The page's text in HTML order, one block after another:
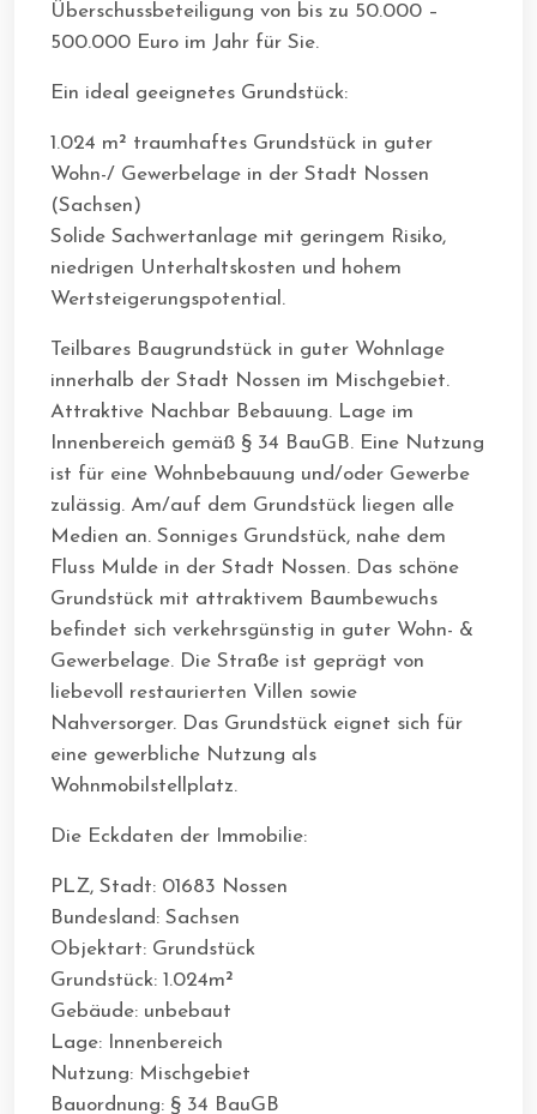
Überschussbeteiligung von bis zu 50.000 –
500.000 Euro im Jahr für Sie.
Ein ideal geeignetes Grundstück:
1.024 m² traumhaftes Grundstück in guter
Wohn-/ Gewerbelage in der Stadt Nossen
(Sachsen)
Solide Sachwertanlage mit geringem Risiko,
niedrigen Unterhaltskosten und hohem
Wertsteigerungspotential.
Teilbares Baugrundstück in guter Wohnlage
innerhalb der Stadt Nossen im Mischgebiet.
Attraktive Nachbar Bebauung. Lage im
Innenbereich gemäß § 34 BauGB. Eine Nutzung
ist für eine Wohnbebauung und/oder Gewerbe
zulässig. Am/auf dem Grundstück liegen alle
Medien an. Sonniges Grundstück, nahe dem
Fluss Mulde in der Stadt Nossen. Das schöne
Grundstück mit attraktivem Baumbewuchs
befindet sich verkehrsgünstig in guter Wohn- &
Gewerbelage. Die Straße ist geprägt von
liebevoll restaurierten Villen sowie
Nahversorger. Das Grundstück eignet sich für
eine gewerbliche Nutzung als
Wohnmobilstellplatz.
Die Eckdaten der Immobilie:
PLZ, Stadt: 01683 Nossen
Bundesland: Sachsen
Objektart: Grundstück
Grundstück: 1.024m²
Gebäude: unbebaut
Lage: Innenbereich
Nutzung: Mischgebiet
Bauordnung: § 34 BauGB